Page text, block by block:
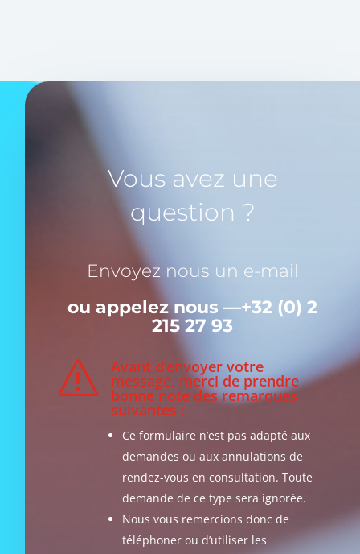
Vous avez une
question ?
Envoyez nous un e-mail
ou appelez nous —+32 (0) 2
215 27 93
s Avant d’envoyer votre
message, merci de prendre
bonne note des remarques
suivantes :
Ce formulaire n’est pas adapté aux
demandes ou aux annulations de
rendez-vous en consultation. Toute
demande de ce type sera ignorée.
Nous vous remercions donc de
téléphoner ou d’utiliser les